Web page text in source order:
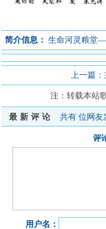
简介信息： 生命河灵粮堂—
上一篇：
注：转载本站
最新评论 共有位网友
评
用户名：